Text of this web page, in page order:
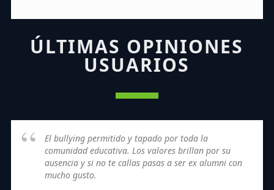
ÚLTIMAS OPINIONES
USUARIOS
El bullying permitido y tapado por toda la
comunidad educativa. Los valores brillan por su
ausencia y si no te callas pasas a ser ex alumni con
mucho gusto.